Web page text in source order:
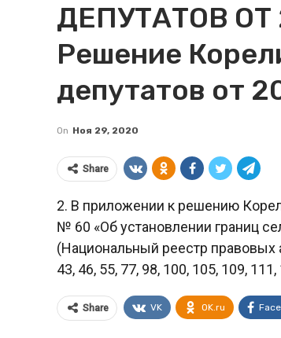
ДЕПУТАТОВ ОТ
Решение
депутатов от
On Ноя 29, 2020
Share
2. В приложении к решению
№ 60 «Об установлении границ
(Национальный реестр правовых
43, 46, 55, 77, 98, 100, 105, 109,
Share VK OK.ru